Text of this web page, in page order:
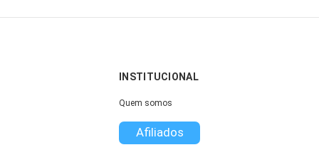
INSTITUCIONAL
Quem somos
Afiliados